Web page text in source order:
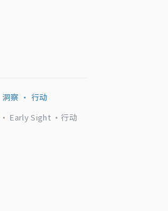
洞察 · 行动
· Early Sight ·行动